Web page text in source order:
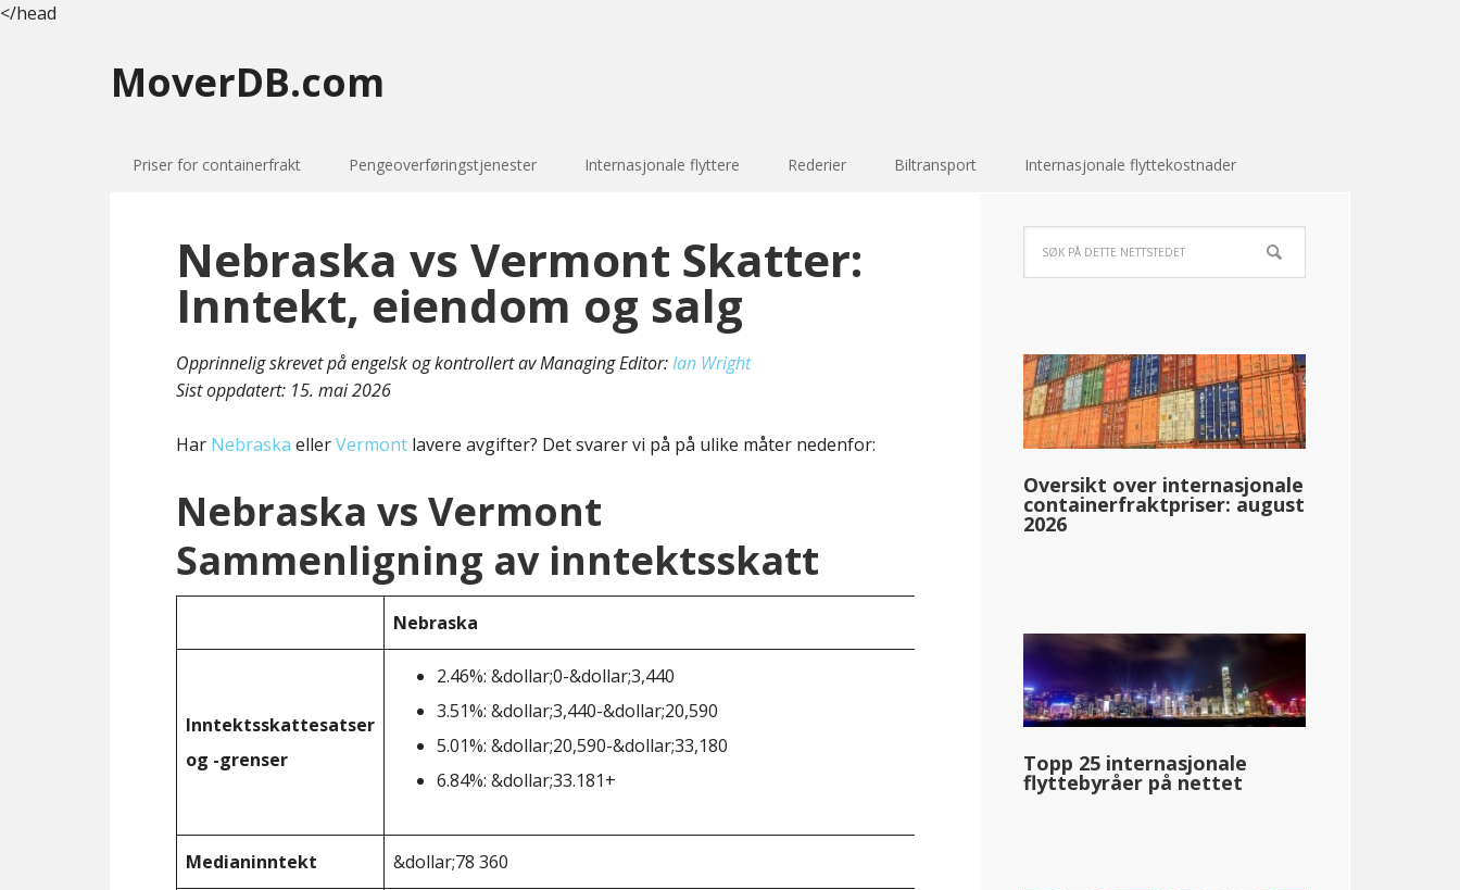
</head
MoverDB.com
Priser for containerfrakt Pengeoverføringstjenester Internasjonale flyttere Rederier Biltransport Internasjonale flyttekostnader
Nebraska vs Vermont Skatter:
Inntekt, eiendom og salg
Opprinnelig skrevet på engelsk og kontrollert av Managing Editor:Ian Wright
Sist oppdatert: 15. mai 2026
Har Nebraska ellerVermont lavere avgifter? Det svarer vi på på ulike måter nedenfor:
Nebraska vs Vermont
Sammenligning av inntektsskatt
Nebraska
Inntektsskattesatser
og -grenser
2.46%: &dollar;0-&dollar;3,440
3.51%: &dollar;3,440-&dollar;20,590
5.01%: &dollar;20,590-&dollar;33,180
6.84%: &dollar;33.181+
3.35%: &dollar;0-&dollar;42,150
6.60%: &dollar;42,151-&dollar;102,200
8.75%: &dollar;213.151+
Medianinntekt &dollar;78 360
Oversikt over internasjonale
containerfraktpriser: august
2026
Topp 25 internasjonale
flyttebyråer på nettet